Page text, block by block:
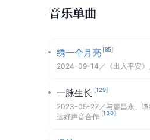
音乐单曲
绣一个月亮 [85]
2024-09-14 ／ 《出入平安
一脉生长 [129]
2023-05-27 ／与廖昌永、
运好声音合作 [130]